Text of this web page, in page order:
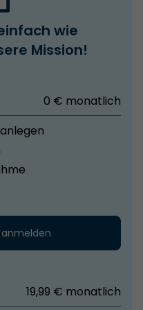
wie
Mission!
0 € monatlich
19,99 € monatlich